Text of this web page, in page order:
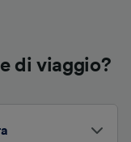
di viaggio?